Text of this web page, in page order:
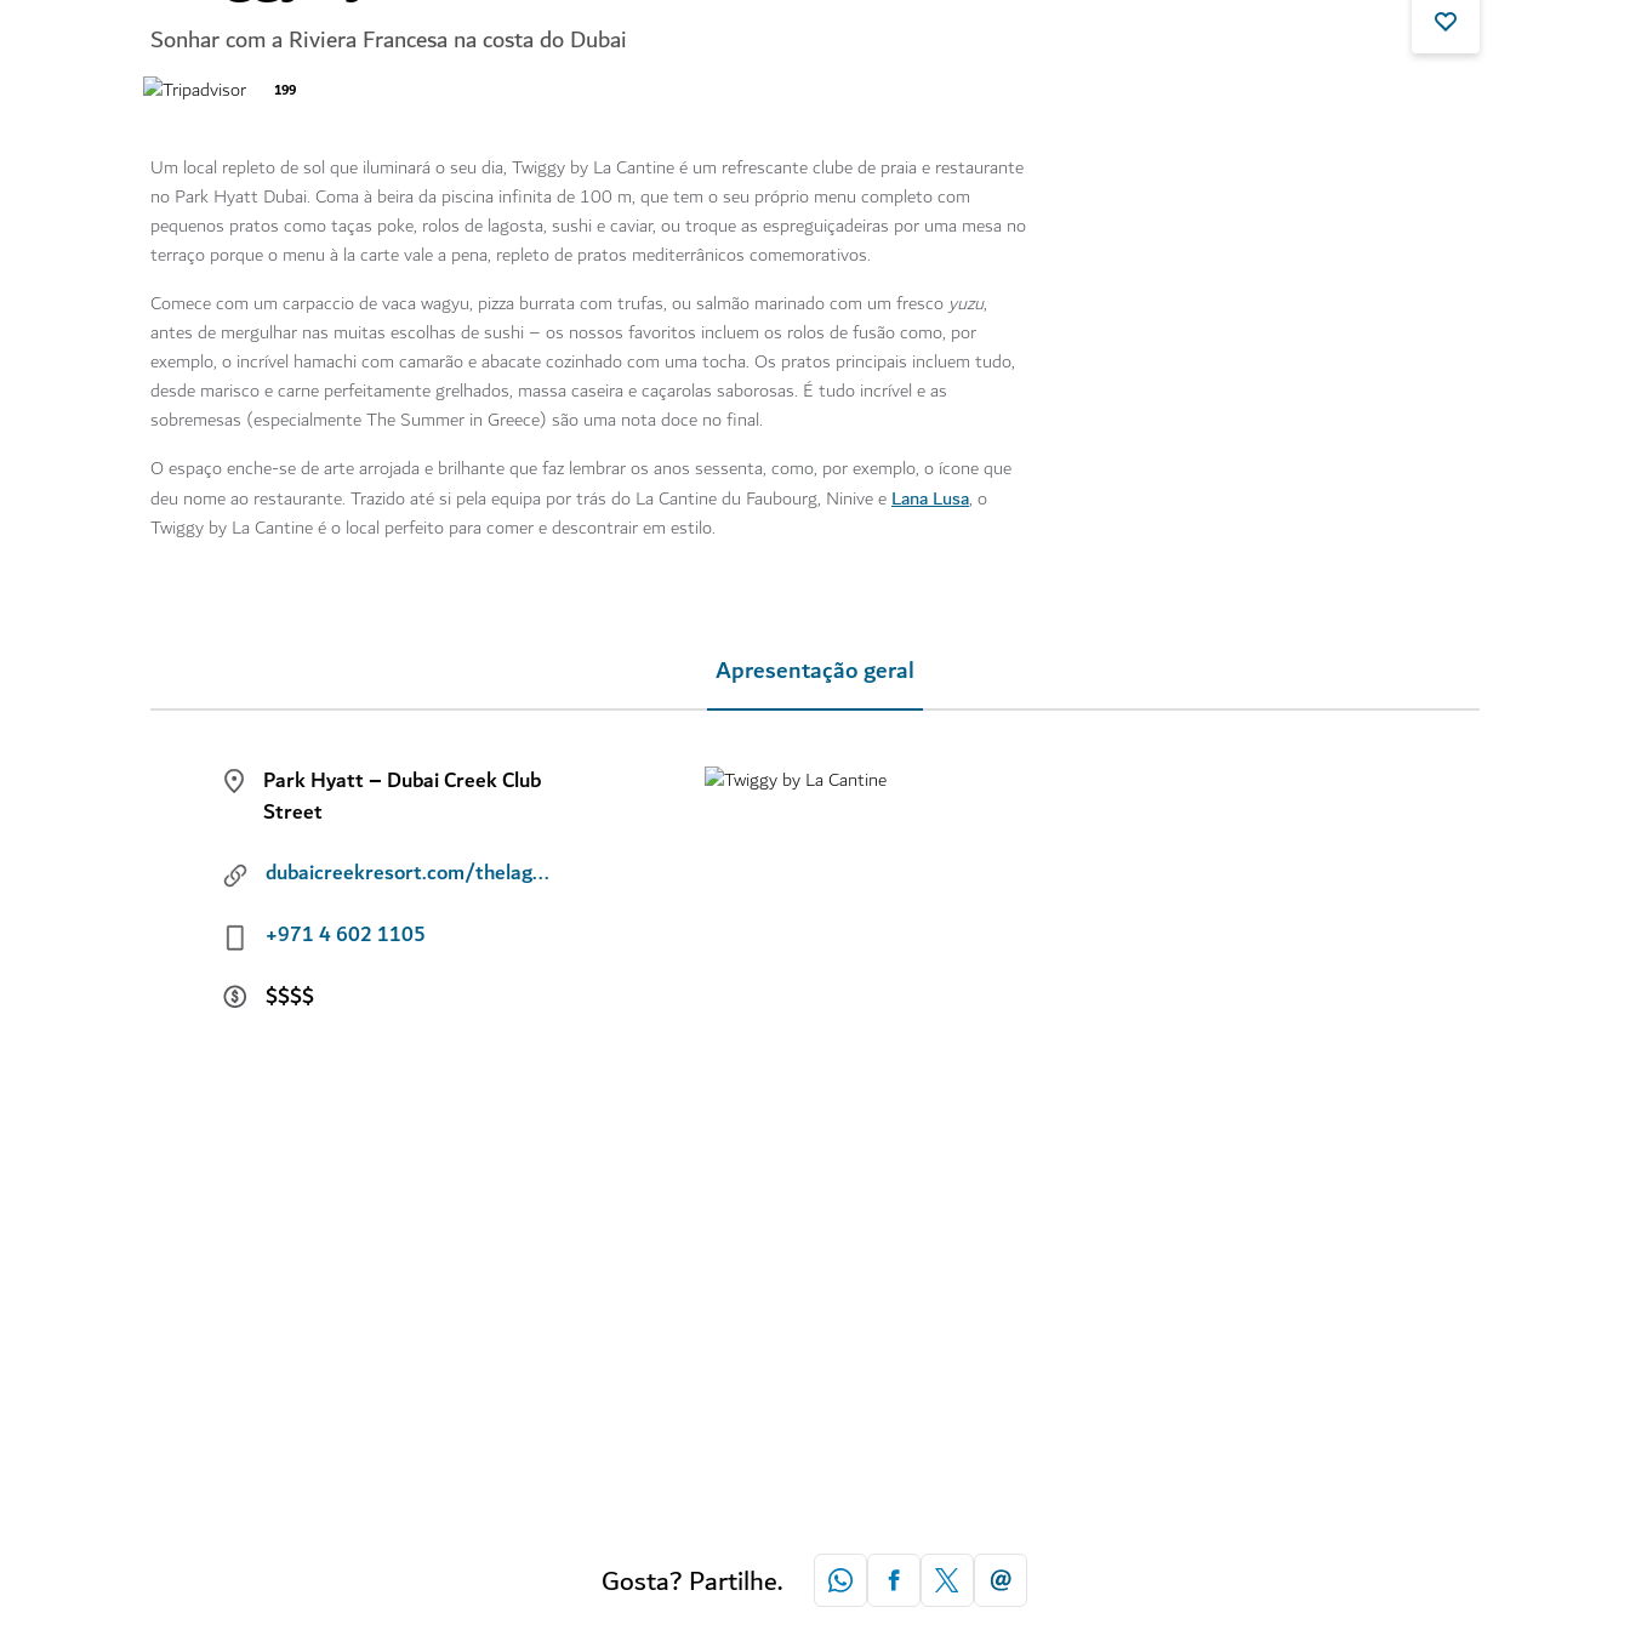
Sonhar com a Riviera Francesa na costa do Dubai
199
Um local repleto de sol que iluminará o seu dia, Twiggy by La Cantine é um refrescante clube de praia e restaurante
no Park Hyatt Dubai. Coma à beira da piscina infinita de 100 m, que tem o seu próprio menu completo com
pequenos pratos como taças poke, rolos de lagosta, sushi e caviar, ou troque as espreguiçadeiras por uma mesa no
terraço porque o menu à la carte vale a pena, repleto de pratos mediterrânicos comemorativos.
Comece com um carpaccio de vaca wagyu, pizza burrata com trufas, ou salmão marinado com um fresco yuzu,
antes de mergulhar nas muitas escolhas de sushi – os nossos favoritos incluem os rolos de fusão como, por
exemplo, o incrível hamachi com camarão e abacate cozinhado com uma tocha. Os pratos principais incluem tudo,
desde marisco e carne perfeitamente grelhados, massa caseira e caçarolas saborosas. É tudo incrível e as
sobremesas (especialmente The Summer in Greece) são uma nota doce no final.
O espaço enche-se de arte arrojada e brilhante que faz lembrar os anos sessenta, como, por exemplo, o ícone que
deu nome ao restaurante. Trazido até si pela equipa por trás do La Cantine du Faubourg, Ninive eLana Lusa, o
Twiggy by La Cantine é o local perfeito para comer e descontrair em estilo.
Apresentação geral
Park Hyatt – Dubai Creek Club
Street
dubaicreekresort.com/thelagoonbeachclub
+971 4 602 1105
$$$$
Gosta? Partilhe.